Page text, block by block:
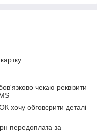
чекаю реквізити
обговорити деталі
передоплата за